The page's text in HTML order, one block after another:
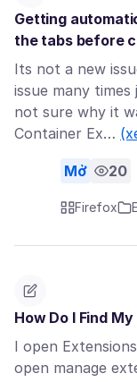
Getting
the tabs before
Its not a new
issue many
not sure why it
Container Ex…
Mở 20
Firefox
How Do I Find
I open
open manage